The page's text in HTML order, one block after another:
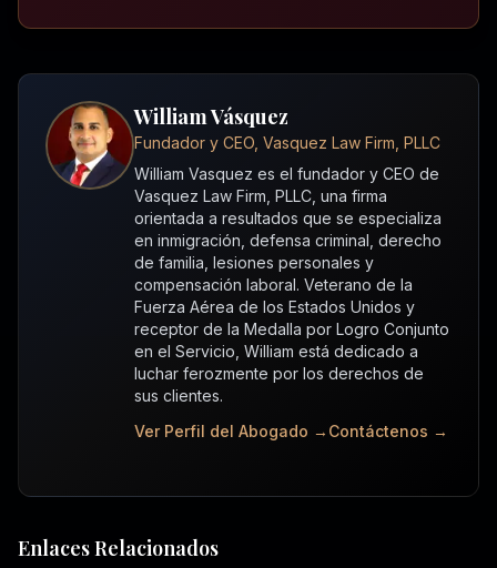
William Vásquez
Fundador y CEO, Vasquez Law Firm, PLLC
William Vasquez es el fundador y CEO de
Vasquez Law Firm, PLLC, una firma
orientada a resultados que se especializa
en inmigración, defensa criminal, derecho
de familia, lesiones personales y
compensación laboral. Veterano de la
Fuerza Aérea de los Estados Unidos y
receptor de la Medalla por Logro Conjunto
en el Servicio, William está dedicado a
luchar ferozmente por los derechos de
sus clientes.
Ver Perfil del Abogado → Contáctenos →
Enlaces Relacionados